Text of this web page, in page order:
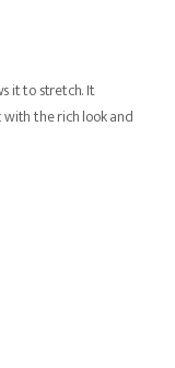
it to stretch. It
the rich look and